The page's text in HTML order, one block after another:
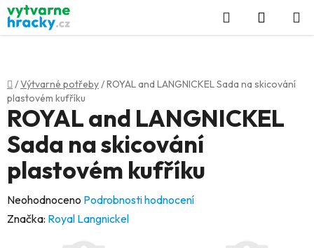
Přejít
na
obsah
Hledat
KOŠÍK
Domů
/Výtvarné potřeby/ROYAL and LANGNICKEL Sada na skicování
plastovém kufříku
ROYAL and LANGNICKEL
Sada na skicování
plastovém kufříku
Průměrné
hodnocení
Neohodnoceno Podrobnosti hodnocení
Značka: Royal Langnickel